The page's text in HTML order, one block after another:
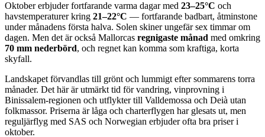
Oktober erbjuder fortfarande varma dagar med 23–25°C och
havstemperaturer kring 21–22°C — fortfarande badbart, åtminstone
under månadens första halva. Solen skiner ungefär sex timmar om
dagen. Men det är också Mallorcas regnigaste månad med omkring
70 mm nederbörd, och regnet kan komma som kraftiga, korta
skyfall.
Landskapet förvandlas till grönt och lummigt efter sommarens torra
månader. Det här är utmärkt tid för vandring, vinprovning i
Binissalem-regionen och utflykter till Valldemossa och Deià utan
folkmassor. Priserna är låga och charterflygen har glesats ut, men
reguljärflyg med SAS och Norwegian erbjuder ofta bra priser i
oktober.